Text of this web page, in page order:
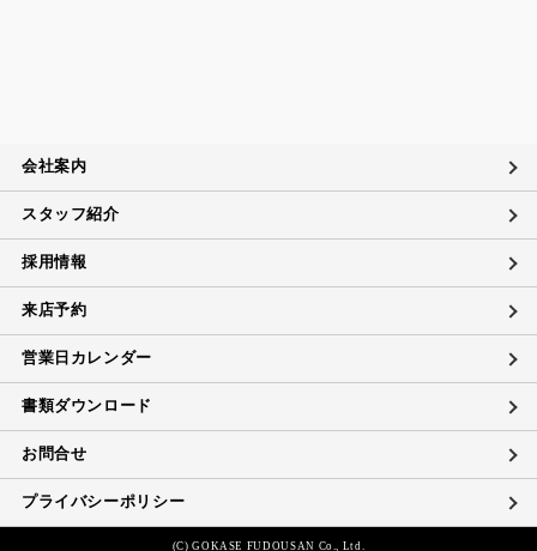
会社案内
スタッフ紹介
採用情報
来店予約
営業日カレンダー
書類ダウンロード
お問合せ
プライバシーポリシー
(C) GOKASE FUDOUSAN Co., Ltd.